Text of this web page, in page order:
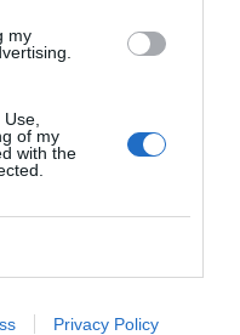
my
of my
with the
Privacy Policy
s az
levéltára és
a
már 1723-tól
kastélya
amidőn a
volt a kölcsön
a levéltár és